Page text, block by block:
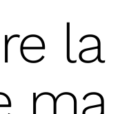
la
ma